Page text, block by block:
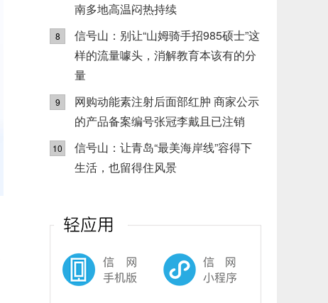
南多地高温闷热持续
8
信号山：别让“山姆骑手招985硕士”这
样的流量噱头，消解教育本该有的分
量
9
网购动能素注射后面部红肿 商家公示
的产品备案编号张冠李戴且已注销
10
信号山：让青岛“最美海岸线”容得下
生活，也留得住风景